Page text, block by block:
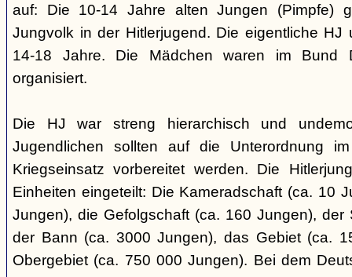
auf: Die 10-14 Jahre alten Jungen (Pimpfe)
Jungvolk in der Hitlerjugend. Die eigentliche HJ
14-18 Jahre. Die Mädchen waren im Bund
organisiert.
Die HJ war streng hierarchisch und
Jugendlichen sollten auf die Unterordnung
Kriegseinsatz vorbereitet werden. Die
Einheiten eingeteilt: Die Kameradschaft (ca. 10
Jungen), die Gefolgschaft (ca. 160 Jungen), der
der Bann (ca. 3000 Jungen), das Gebiet (ca.
Obergebiet (ca. 750 000 Jungen). Bei dem